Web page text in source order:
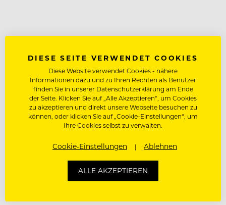
DIESE SEITE VERWENDET COOKIES
Diese Website verwendet Cookies - nähere
Informationen dazu und zu Ihren Rechten als Benutzer
finden Sie in unserer Datenschutzerklärung am Ende
der Seite. Klicken Sie auf „Alle Akzeptieren“, um Cookies
zu akzeptieren und direkt unsere Webseite besuchen zu
können, oder klicken Sie auf „Cookie-Einstellungen“, um
Ihre Cookies selbst zu verwalten.
Cookie-Einstellungen Ablehnen
ALLE AKZEPTIEREN